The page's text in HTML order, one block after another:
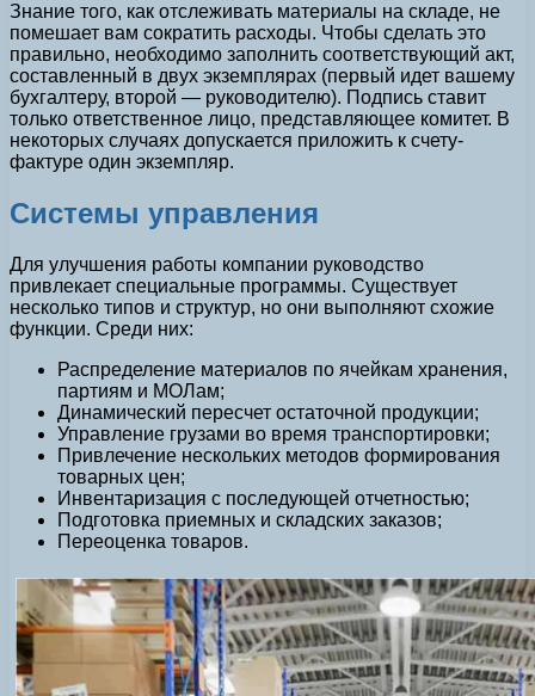
Знание того, как отслеживать материалы на складе, не
помешает вам сократить расходы. Чтобы сделать это
правильно, необходимо заполнить соответствующий акт,
составленный в двух экземплярах (первый идет вашему
бухгалтеру, второй — руководителю). Подпись ставит
только ответственное лицо, представляющее комитет. В
некоторых случаях допускается приложить к счету-
фактуре один экземпляр.
Системы управления
Для улучшения работы компании руководство
привлекает специальные программы. Существует
несколько типов и структур, но они выполняют схожие
функции. Среди них:
Распределение материалов по ячейкам хранения,
партиям и МОЛам;
Динамический пересчет остаточной продукции;
Управление грузами во время транспортировки;
Привлечение нескольких методов формирования
товарных цен;
Инвентаризация с последующей отчетностью;
Подготовка приемных и складских заказов;
Переоценка товаров.